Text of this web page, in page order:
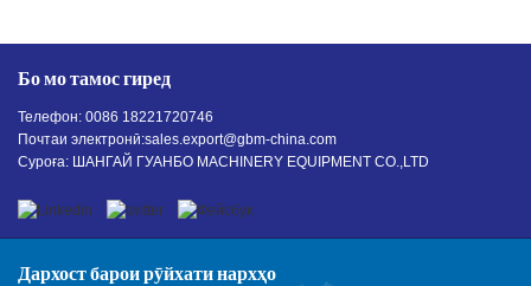
Бо мо тамос гиред
Телефон: 0086 18221720746
Почтаи электронӣ:sales.export@gbm-china.com
Суроға: ШАНГАЙ ГУАНБО МАCHINERY EQUIPMENT CO.,LTD
Дархост барои рӯйхати нархҳо